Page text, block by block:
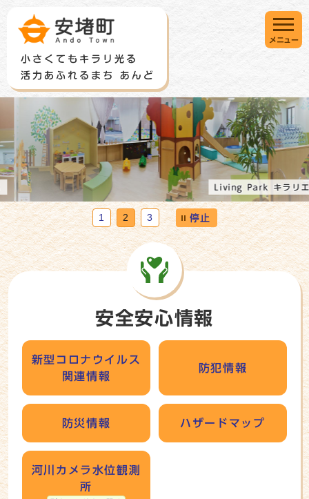
Living Park キラリエ
1 2 3 停止
メニュー
安全安心情報
新型コロナウイルス
関連情報
防犯情報
防災情報 ハザードマップ
河川カメラ水位観測
所